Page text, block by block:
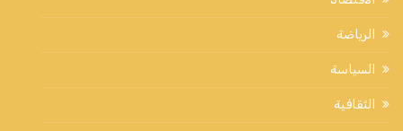
الرياضة
السياسة
الثقافية